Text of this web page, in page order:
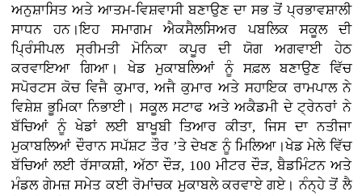
ਅਨੁਸ਼ਾਸਿਤ ਅਤੇ ਆਤਮ-ਵਿਸ਼ਵਾਸੀ ਬਣਾਉਣ ਦਾ ਸਭ ਤੋਂ ਪ੍ਰਭਾਵਸ਼ਾਲੀ
ਸਾਧਨ ਹਨ।ਇਹ ਸਮਾਗਮ ਐਕਸੈਲਸਿਅਰ ਪਬਲਿਕ ਸਕੂਲ ਦੀ
ਪ੍ਰਿੰਸੀਪਲ ਸ੍ਰੀਮਤੀ ਮੋਨਿਕਾ ਕਪੂਰ ਦੀ ਯੋਗ ਅਗਵਾਈ ਹੇਠ
ਕਰਵਾਇਆ ਗਿਆ। ਖੇਡ ਮੁਕਾਬਲਿਆਂ ਨੂੰ ਸਫ਼ਲ ਬਣਾਉਣ ਵਿੱਚ
ਸਪੋਰਟਸ ਕੋਚ ਵਿਜੈ ਕੁਮਾਰ, ਅਜੈ ਕੁਮਾਰ ਅਤੇ ਸਹਾਇਕ ਰਾਮਪਾਲ ਨੇ
ਵਿਸ਼ੇਸ਼ ਭੂਮਿਕਾ ਨਿਭਾਈ। ਸਕੂਲ ਸਟਾਫ ਅਤੇ ਅਕੈਡਮੀ ਦੇ ਟ੍ਰੇਨਰਾਂ ਨੇ
ਬੱਚਿਆਂ ਨੂੰ ਖੇਡਾਂ ਲਈ ਬਾਖੂਬੀ ਤਿਆਰ ਕੀਤਾ, ਜਿਸ ਦਾ ਨਤੀਜਾ
ਮੁਕਾਬਲਿਆਂ ਦੌਰਾਨ ਸਪੱਸ਼ਟ ਤੌਰ ’ਤੇ ਦੇਖਣ ਨੂੰ ਮਿਲਿਆ।ਖੇਡ ਮੇਲੇ ਵਿੱਚ
ਬੱਚਿਆਂ ਲਈ ਰੱਸਾਕਸ਼ੀ, ਅੱਠਾ ਦੌੜ, 100 ਮੀਟਰ ਦੌੜ, ਬੈਡਮਿੰਟਨ ਅਤੇ
ਮੰਡਲ ਗੇਮਜ਼ ਸਮੇਤ ਕਈ ਰੋਮਾਂਚਕ ਮੁਕਾਬਲੇ ਕਰਵਾਏ ਗਏ। ਨੰਨ੍ਹੇ ਤੋਂ ਲੈ